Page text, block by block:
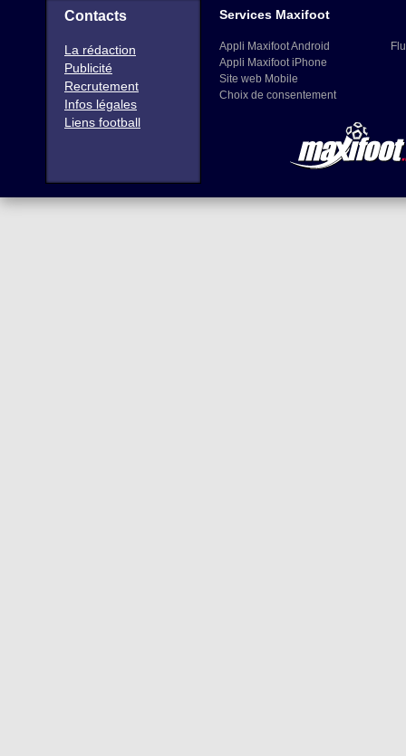
Contacts
La rédaction
Publicité
Recrutement
Infos légales
Liens football
Services Maxifoot
Appli Maxifoot Android
Appli Maxifoot iPhone
Site web Mobile
Choix de consentement